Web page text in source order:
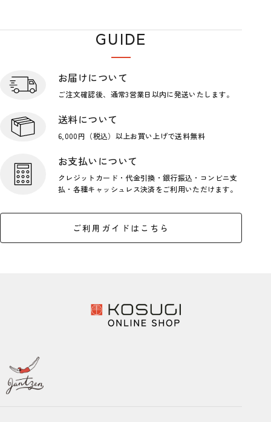
GUIDE
お届けについて
ご注文確認後、通常3営業日以内に発送いたします。
送料について
6,000円（税込）以上お買い上げで送料無料
お支払いについて
クレジットカード・代金引換・銀行振込・コンビニ支
払・各種キャッシュレス決済をご利用いただけます。
ご利用ガイドはこちら